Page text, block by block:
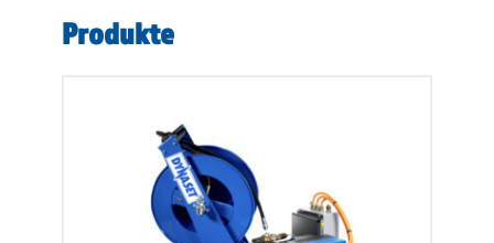
Produkte